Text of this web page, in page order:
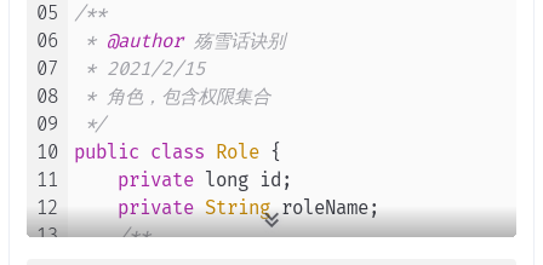
05
06
07
08
09
10
11
12
13
/**
* @author 殇雪话诀别
* 2021/2/15
* 角色，包含权限集合
*/
public class Role {
private long id;
private String roleName;
/**